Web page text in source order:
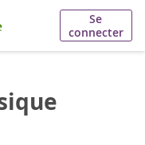
Se
connecter